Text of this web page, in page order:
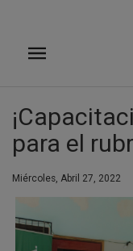
principal
para el
Miércoles, Abril 27, 2022